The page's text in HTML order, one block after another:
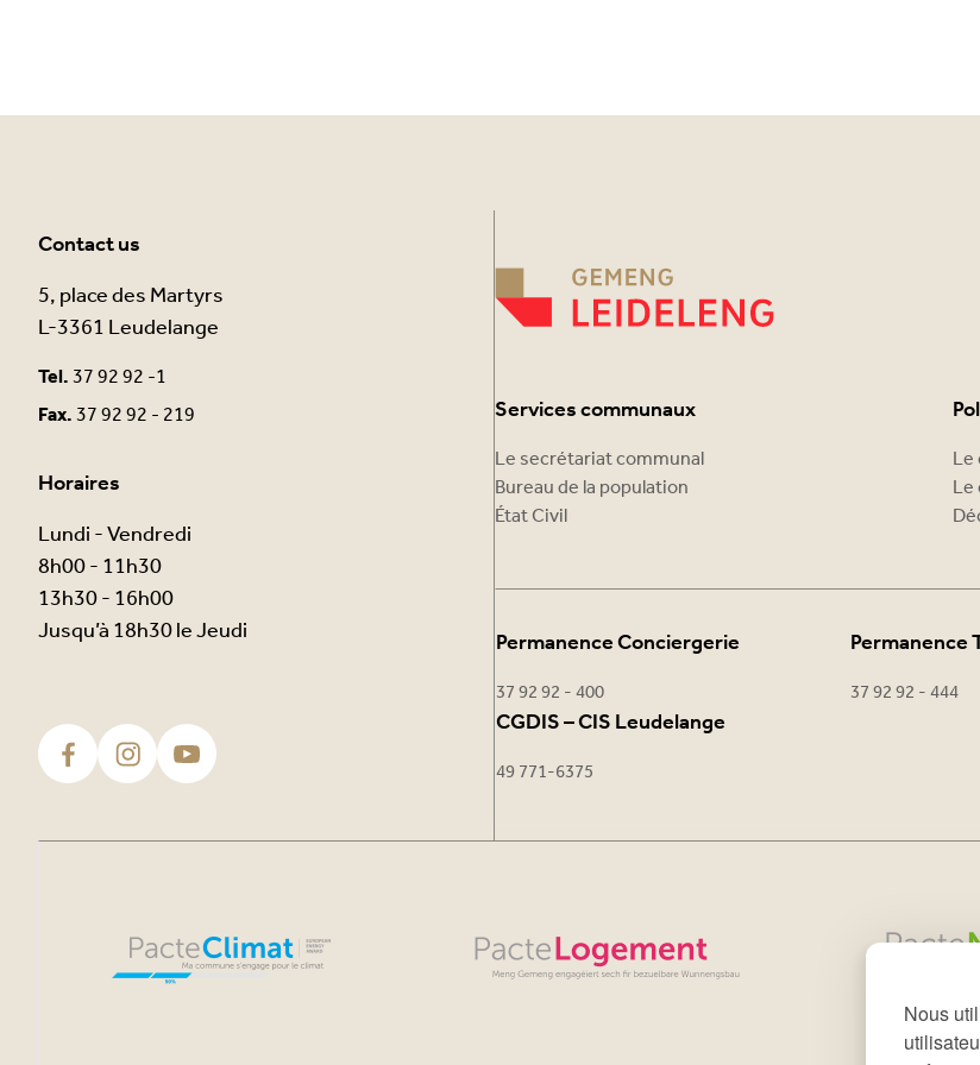
Nous
Contact us
5, place des Martyrs
L-3361 Leudelange
Tel.37 92 92 -1
Fax.37 92 92 - 219
Horaires
Lundi - Vendredi
8h00 - 11h30
13h30 - 16h00
Jusqu’à 18h30 le Jeudi
Services communaux
Le secrétariat communal
Bureau de la population
État Civil
Permanence Conciergerie
37 92 92 - 400
Permanence
37 92 92 - 444
CGDIS – CIS Leudelange
49 771-6375